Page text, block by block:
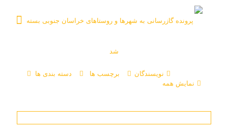
دسته بندی ها برچسب ها
نویسندگان
نمایش همه